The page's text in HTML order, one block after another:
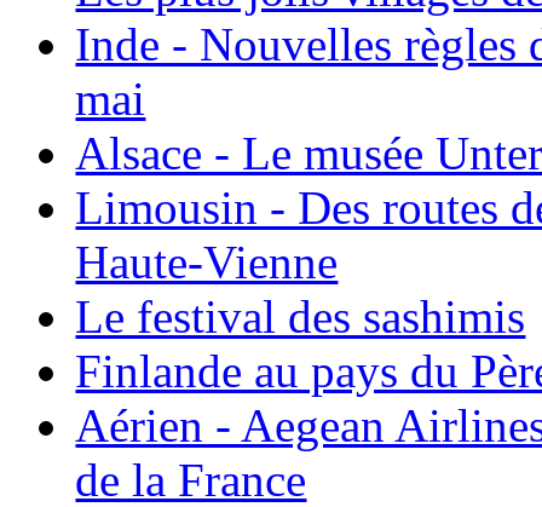
Inde - Nouvelles règles
mai
Alsace - Le musée
Limousin - Des routes
Haute-Vienne
Le festival des sashimis
Finlande au pays du
Aérien - Aegean
de la France